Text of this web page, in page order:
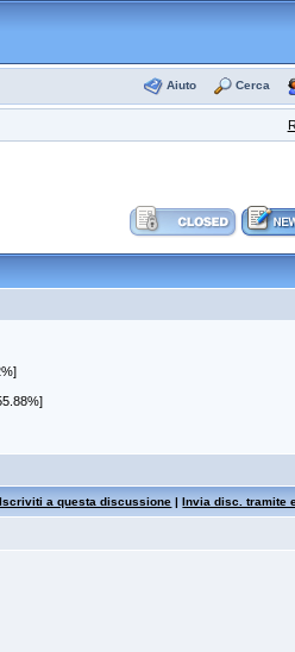
Aiuto Cerca
Iscriviti a questa discussione |Invia disc. tramite